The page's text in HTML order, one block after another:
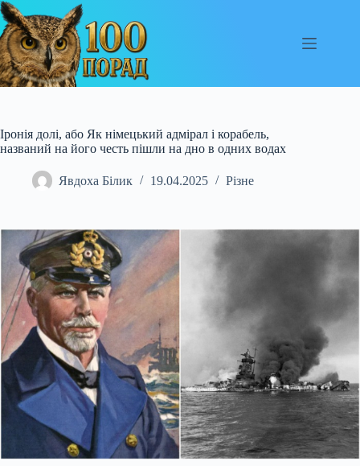
Перейти
до
вмісту
Іронія долі, або Як німецький адмірал і корабель,
названий на його честь пішли на дно в одних водах
Явдоха Білик 19.04.2025 Різне